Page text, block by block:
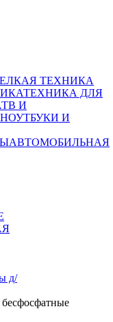
ТЕХНИКА
ТЕХНИКА ДЛЯ
ТВ И
НОУТБУКИ И
АВТОМОБИЛЬНАЯ
д/